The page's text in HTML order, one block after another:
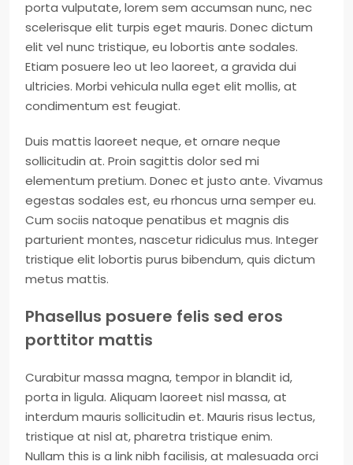
porta vulputate, lorem sem accumsan nunc, nec
scelerisque elit turpis eget mauris. Donec dictum
elit vel nunc tristique, eu lobortis ante sodales.
Etiam posuere leo ut leo laoreet, a gravida dui
ultricies. Morbi vehicula nulla eget elit mollis, at
condimentum est feugiat.
Duis mattis laoreet neque, et ornare neque
sollicitudin at. Proin sagittis dolor sed mi
elementum pretium. Donec et justo ante. Vivamus
egestas sodales est, eu rhoncus urna semper eu.
Cum sociis natoque penatibus et magnis dis
parturient montes, nascetur ridiculus mus. Integer
tristique elit lobortis purus bibendum, quis dictum
metus mattis.
Phasellus posuere felis sed eros
porttitor mattis
Curabitur massa magna, tempor in blandit id,
porta in ligula. Aliquam laoreet nisl massa, at
interdum mauris sollicitudin et. Mauris risus lectus,
tristique at nisl at, pharetra tristique enim.
Nullam this is a link nibh facilisis, at malesuada orci